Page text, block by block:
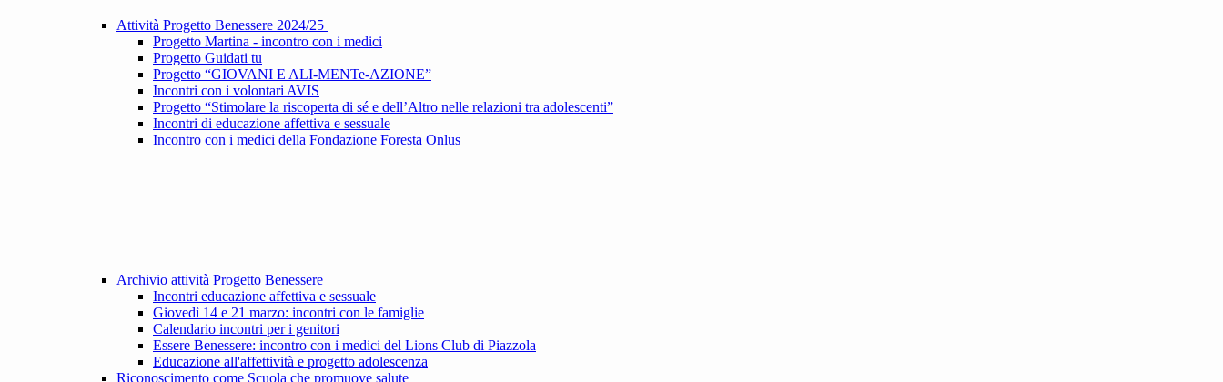
Attività Progetto Benessere 2024/25
Progetto Martina - incontro con i medici
Progetto Guidati tu
Progetto “GIOVANI E ALI-MENTe-AZIONE”
Incontri con i volontari AVIS
Progetto “Stimolare la riscoperta di sé e dell’Altro nelle relazioni tra adolescenti”
Incontri di educazione affettiva e sessuale
Incontro con i medici della Fondazione Foresta Onlus
Archivio attività Progetto Benessere
Incontri educazione affettiva e sessuale
Giovedì 14 e 21 marzo: incontri con le famiglie
Calendario incontri per i genitori
Essere Benessere: incontro con i medici del Lions Club di Piazzola
Educazione all'affettività e progetto adolescenza
Riconoscimento come Scuola che promuove salute